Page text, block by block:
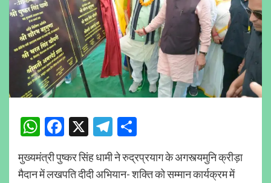
WhatsApp
Facebook
X Telegram
मुख्यमंत्री पुष्कर सिंह धामी ने रुद्रप्रयाग के अगस्त्यमुनि क्रीड़ा
मैदान में लखपति दीदी अभियान- शक्ति को सम्मान कार्यक्रम में